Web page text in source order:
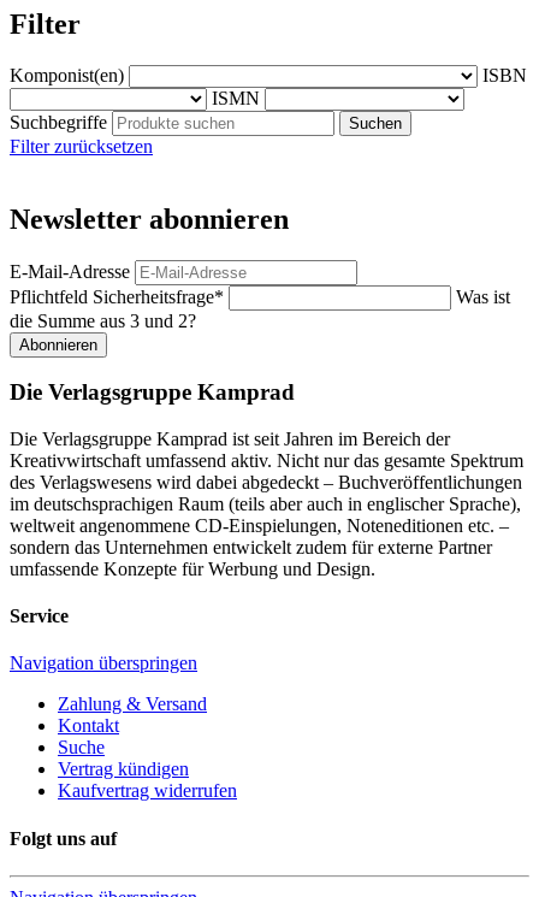
Filter
Komponist(en)
ISBN
ISMN
Suchbegriffe
Filter zurücksetzen
Newsletter abonnieren
E-Mail-Adresse
Pflichtfeld Sicherheitsfrage*
Was ist
die Summe aus 3 und 2?
Abonnieren
Die Verlagsgruppe Kamprad
Die Verlagsgruppe Kamprad ist seit Jahren im Bereich der
Kreativwirtschaft umfassend aktiv. Nicht nur das gesamte Spektrum
des Verlagswesens wird dabei abgedeckt – Buchveröffentlichungen
im deutschsprachigen Raum (teils aber auch in englischer Sprache),
weltweit angenommene CD-Einspielungen, Noteneditionen etc. –
sondern das Unternehmen entwickelt zudem für externe Partner
umfassende Konzepte für Werbung und Design.
Service
Navigation überspringen
Zahlung & Versand
Kontakt
Suche
Vertrag kündigen
Kaufvertrag widerrufen
Folgt uns auf